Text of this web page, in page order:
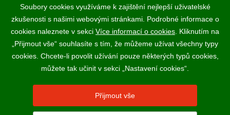
Vinotéka Rakvice
>
Vinotéky a degustační centra
>
Podle zákona o evidenci tržeb je prodávající povinen vystavit
kupujícímu účtenku. Zároveň je povinen zaevidovat přijatou tržbu u
správce daně online; v případě technického výpadku pak nejpozději do
Vína a sekty prodáváme výhradně osobám starším 18-ti let.
Soubory cookies využíváme k zajištění nejlepší uživatelské
zkušenosti s našimi webovými stránkami. Podrobné informace o
cookies naleznete v sekci Více informací o cookies . Kliknutím na
„Přijmout vše“ souhlasíte s tím, že můžeme užívat všechny typy
cookies. Chcete-li povolit užívání pouze některých typů cookies,
můžete tak učinit v sekci „Nastavení cookies“.
Přijmout vše